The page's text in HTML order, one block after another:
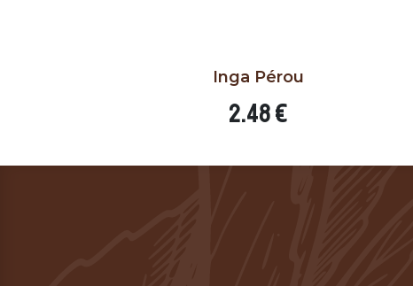
AJOUTER AU PANIER
Inga Pérou
Prix
2.48 €